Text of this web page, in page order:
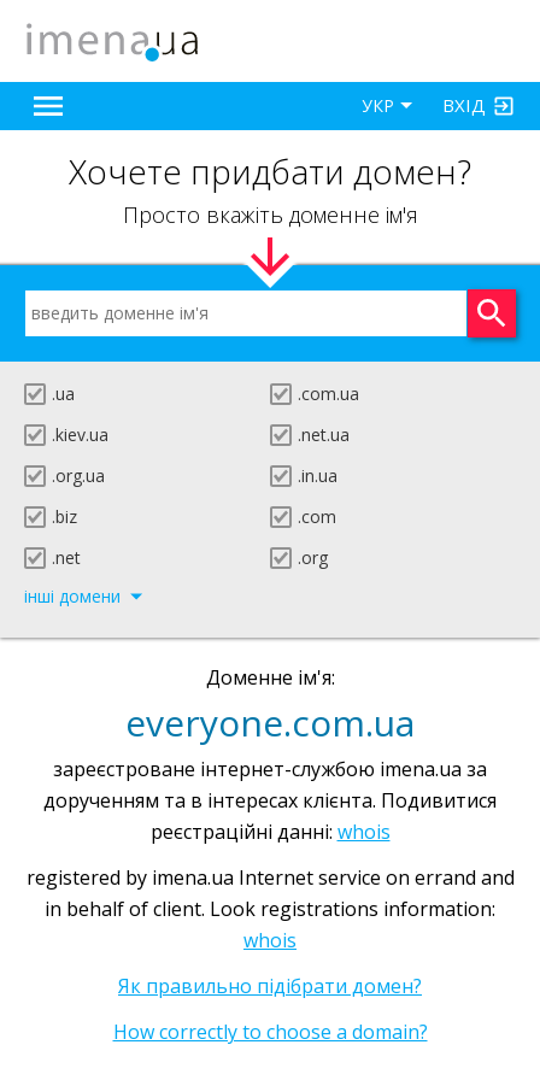
ВХІД
УКР
Хочете придбати домен?
Просто вкажіть доменне ім'я
.ua
.com.ua
.kiev.ua
.net.ua
.org.ua
.in.ua
.biz
.com
.net
.org
інші домени
Доменне ім'я:
everyone.com.ua
зареєстроване інтернет-службою imena.ua за
дорученням та в інтересах клієнта. Подивитися
реєстраційні данні: whois
registered by imena.ua Internet service on errand and
in behalf of client. Look registrations information:
whois
Як правильно підібрати домен?
How correctly to choose a domain?